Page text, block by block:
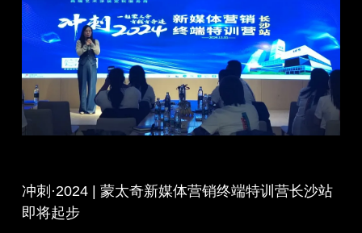
冲刺·2024 | 蒙太奇新媒体营销终端特训营长沙站
即将起步